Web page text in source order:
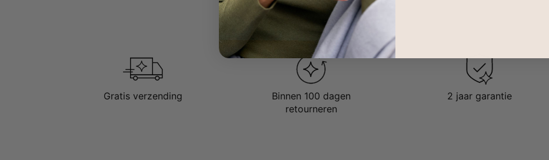
Gratis verzending
Binnen 100 dagen
retourneren
2 jaar garantie